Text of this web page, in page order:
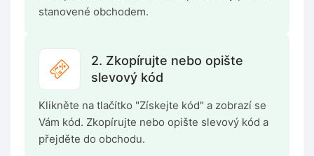
stanovené obchodem.
2. Zkopírujte nebo opište
slevový kód
Klikněte na tlačítko "Získejte kód" a zobrazí se
Vám kód. Zkopírujte nebo opište slevový kód a
přejděte do obchodu.